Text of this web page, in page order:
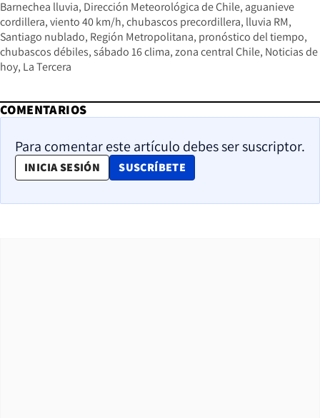
Barnechea lluvia Dirección Meteorológica de Chile aguanieve
cordillera viento 40 km/h chubascos precordillera lluvia RM
Santiago nublado Región Metropolitana pronóstico del tiempo
chubascos débiles sábado 16 clima zona central Chile Noticias de
hoy La Tercera
COMENTARIOS
Para comentar este artículo debes ser suscriptor.
INICIA SESIÓN SUSCRÍBETE
OPENS IN NEW WINDOW